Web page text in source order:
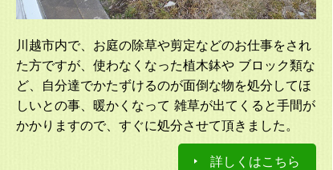
川越市内で、お庭の除草や剪定などのお仕事をされ
た方ですが、使わなくなった植木鉢や ブロック類な
ど、自分達でかたずけるのが面倒な物を処分してほ
しいとの事、暖かくなって 雑草が出てくると手間が
かかりますので、すぐに処分させて頂きました。
詳しくはこちら